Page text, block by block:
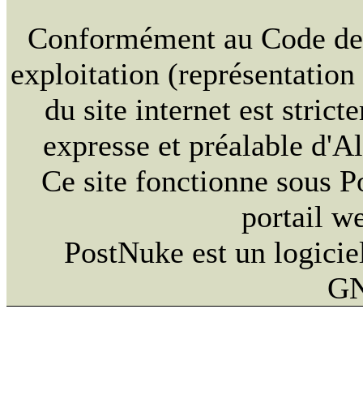
Conformément au Code
exploitation
du site internet est
expresse et préalable
Ce site fonctionne sous
portail
PostNuke est un